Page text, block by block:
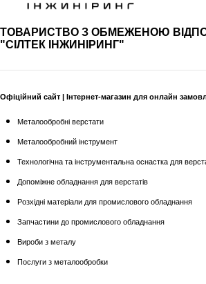
ТОВАРИСТВО З ОБМЕЖЕНОЮ
"СІЛТЕК ІНЖИНІРИНГ"
Офіційний сайт | Інтернет-магазин для онлайн
Металообробні верстати
Металообробний інструмент
Технологічна та інструментальна оснастка для
Допоміжне обладнання для верстатів
Розхідні матеріали для промислового обладнання
Запчастини до промислового обладнання
Вироби з металу
Послуги з металообробки